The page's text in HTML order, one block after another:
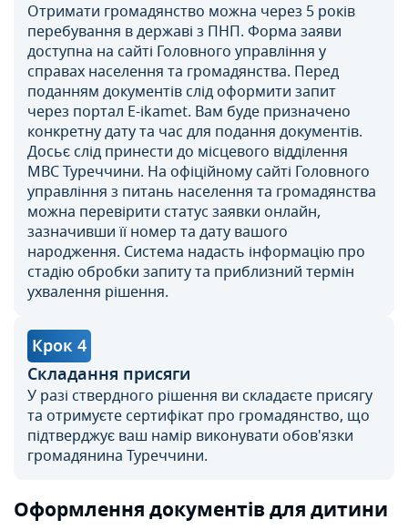
Отримати громадянство можна через 5 років
перебування в державі з ПНП. Форма заяви
доступна на сайті Головного управління у
справах населення та громадянства. Перед
поданням документів слід оформити запит
через портал Е-ikamet. Вам буде призначено
конкретну дату та час для подання документів.
Досьє слід принести до місцевого відділення
МВС Туреччини. На офіційному сайті Головного
управління з питань населення та громадянства
можна перевірити статус заявки онлайн,
зазначивши її номер та дату вашого
народження. Система надасть інформацію про
стадію обробки запиту та приблизний термін
ухвалення рішення.
Крок 4
Складання присяги
У разі ствердного рішення ви складаєте присягу
та отримуєте сертифікат про громадянство, що
підтверджує ваш намір виконувати обов'язки
громадянина Туреччини.
Оформлення документів для дитини